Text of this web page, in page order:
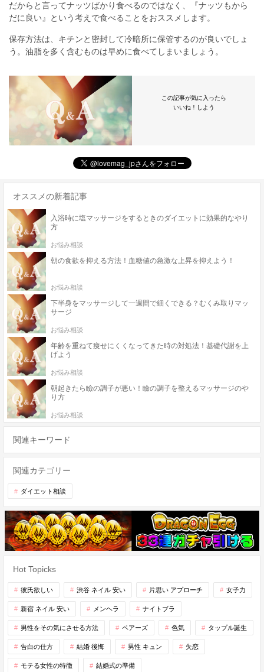
だからと言ってナッツばかり食べるのではなく、『ナッツもから
だに良い』という考えで食べることをおススメします。
保存方法は、キチンと密封して冷暗所に保管するのが良いでしょ
う。油脂を多く含むものは早めに食べてしまいましょう。
この記事が気に入ったら
いいね！しよう
オススメの新着記事
入浴時に塩マッサージをするときのダイエットに効果的なやり
方
お悩み相談
朝の食欲を抑える方法！血糖値の急激な上昇を抑えよう！
お悩み相談
下半身をマッサージして一週間で細くできる？むくみ取りマッ
サージ
お悩み相談
年齢を重ねて痩せにくくなってきた時の対処法！基礎代謝を上
げよう
お悩み相談
朝起きたら瞼の調子が悪い！瞼の調子を整えるマッサージのや
り方
お悩み相談
関連キーワード
関連カテゴリー
ダイエット相談
Hot Topicks
彼氏欲しい 渋谷 ネイル 安い 片思い アプローチ 女子力
新宿 ネイル 安い メンヘラ ナイトブラ
男性をその気にさせる方法 ペアーズ 色気 タップル誕生
告白の仕方 結婚 後悔 男性 キュン 失恋
モテる女性の特徴 結婚式の準備